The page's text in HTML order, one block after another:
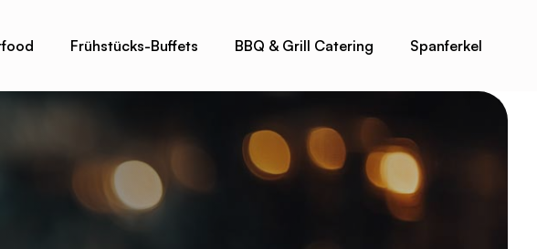
Frühstücks-Buffets BBQ & Grill Catering Spanferkel